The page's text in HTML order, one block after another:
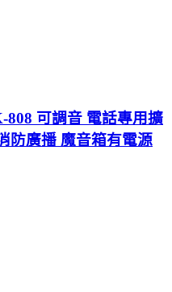
808 可調音 電話專用擴
防廣播 魔音箱有電源